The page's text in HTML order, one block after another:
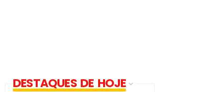
DESTAQUES DE HOJE